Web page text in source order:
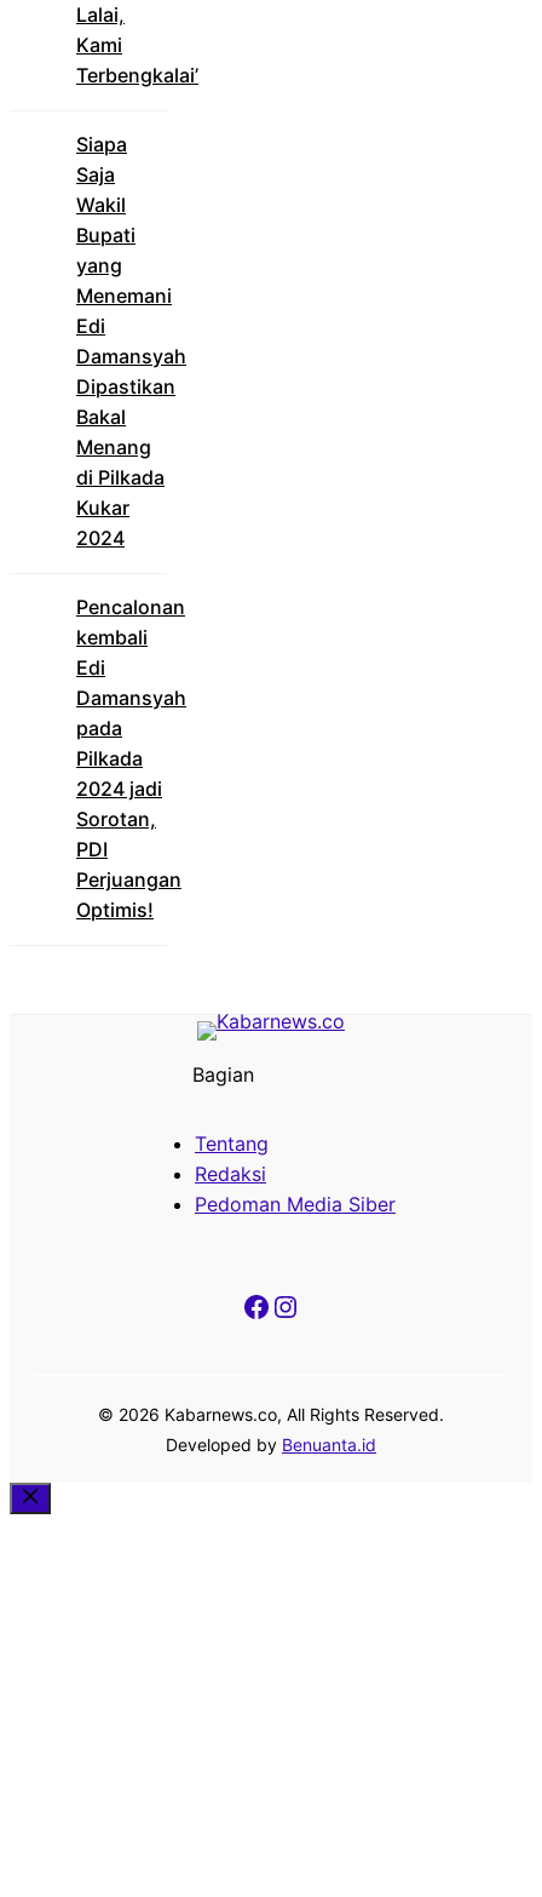
Lalai,
Kami
Terbengkalai’
Siapa
Saja
Wakil
Bupati
yang
Menemani
Edi
Damansyah
Dipastikan
Bakal
Menang
di Pilkada
Kukar
2024
Pencalonan
kembali
Edi
Damansyah
pada
Pilkada
2024 jadi
Sorotan,
PDI
Perjuangan
Optimis!
Bagian
Tentang
Redaksi
Pedoman Media Siber
Facebook
Instagram
© 2026 Kabarnews.co, All Rights Reserved.
Developed by Benuanta.id
Close